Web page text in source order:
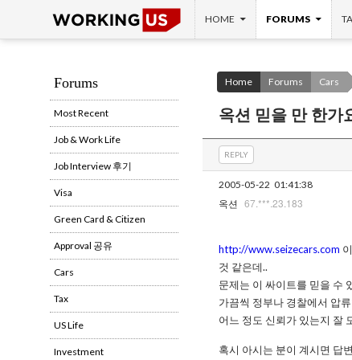
SKIP TO CONTENT
HOME FORUMS
Home Forums Cars
옥션 믿을 만 한가
REPLY
2005-05-22 01:41:38
옥션 67.***.23.183
http://www.seizecars.com
것 같은데..
문제는 이 싸이트를 믿을 수
가끔씩 정부나 경찰에서 압
어느 정도 신뢰가 있는지 잘
혹시 아시는 분이 계시면 답
Forums
Most Recent
Job & Work Life
Job Interview 후기
Visa
Green Card & Citizen
Approval 공유
Cars
Tax
US Life
Investment